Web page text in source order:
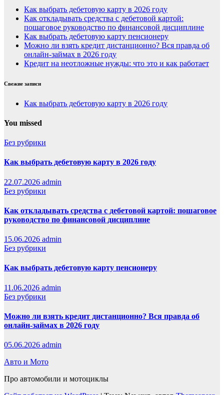
Как выбрать дебетовую карту в 2026 году
Как откладывать средства с дебетовой картой:
пошаговое руководство по финансовой дисциплине
Как выбрать дебетовую карту пенсионеру
Можно ли взять кредит дистанционно? Вся правда об
онлайн-займах в 2026 году
Кредит на неотложные нужды: что это и как работает
Свежие записи
Как выбрать дебетовую карту в 2026 году
You missed
Без рубрики
Как выбрать дебетовую карту в 2026 году
22.07.2026 admin
Без рубрики
Как откладывать средства с дебетовой картой: пошаговое
руководство по финансовой дисциплине
15.06.2026 admin
Без рубрики
Как выбрать дебетовую карту пенсионеру
11.06.2026 admin
Без рубрики
Можно ли взять кредит дистанционно? Вся правда об
онлайн-займах в 2026 году
05.06.2026 admin
Авто и Мото
Про автомобили и мотоциклы